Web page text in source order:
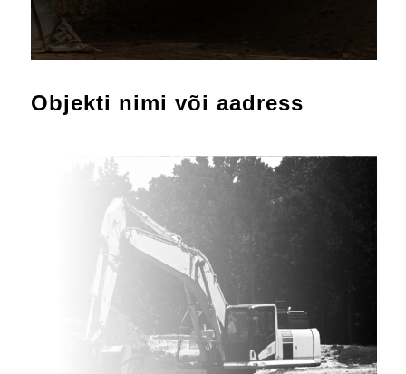
Objekti nimi või aadress